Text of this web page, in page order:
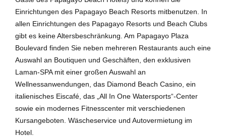
Einrichtungen des Papagayo Beach Resorts mitbenutzen. In
allen Einrichtungen des Papagayo Resorts und Beach Clubs
gibt es keine Altersbeschränkung. Am Papagayo Plaza
Boulevard finden Sie neben mehreren Restaurants auch eine
Auswahl an Boutiquen und Geschäften, den exklusiven
Laman-SPA mit einer großen Auswahl an
Wellnessanwendungen, das Diamond Beach Casino, ein
italienisches Eiscafé, das „All In One Watersports“-Center
sowie ein modernes Fitnesscenter mit verschiedenen
Kursangeboten. Wäscheservice und Autovermietung im
Hotel.